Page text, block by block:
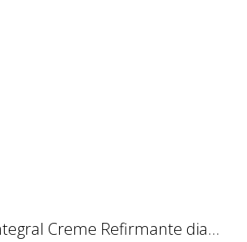
Creme Refirmante dia...